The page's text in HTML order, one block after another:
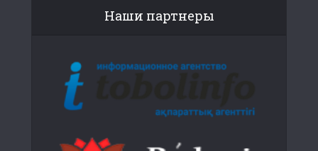
Наши партнеры